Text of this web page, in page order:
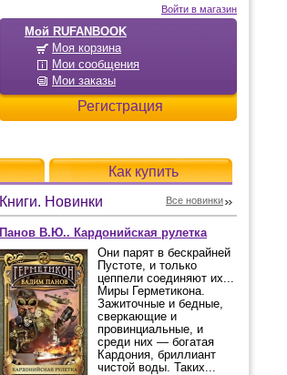
Мой RUFANBOOK
Моя корзина
Мои сообщения
Мои заказы
Регистрация
Войти в магазин
Как купить
Книги. Новинки Все новинки
Панов В.Ю.. Кардонийская рулетка
Они парят в бескрайней
Пустоте, и только
цеппели соединяют их...
Миры Герметикона.
Зажиточные и бедные,
сверкающие и
провинциальные, и
среди них — богатая
Кардония, бриллиант
чистой воды. Таких...